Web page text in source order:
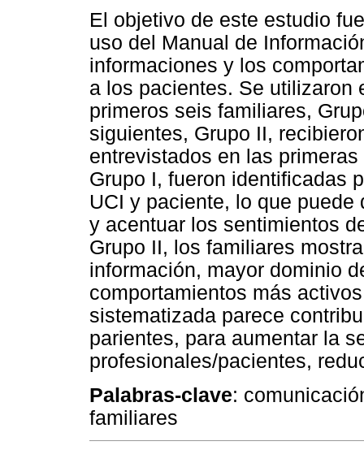
El objetivo de este estudio
uso del Manual de
informaciones y los
a los pacientes. Se utilizaron
primeros seis familiares,
siguientes, Grupo II,
entrevistados en las
Grupo I, fueron identificadas
UCI y paciente, lo que
y acentuar los sentimientos
Grupo II, los familiares
información, mayor dominio
comportamientos más
sistematizada parece
parientes, para aumentar la
profesionales/pacientes,
Palabras-clave:
familiares